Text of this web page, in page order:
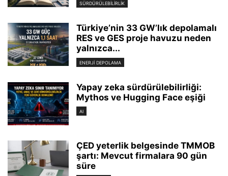
SÜRDÜRÜLEBILIRLIK
Türkiye’nin 33 GW’lık depolamalı
RES ve GES proje havuzu neden
yalnızca...
ENERJI DEPOLAMA
Yapay zeka sürdürülebilirliği:
Mythos ve Hugging Face eşiği
AI
ÇED yeterlik belgesinde TMMOB
şartı: Mevcut firmalara 90 gün
süre